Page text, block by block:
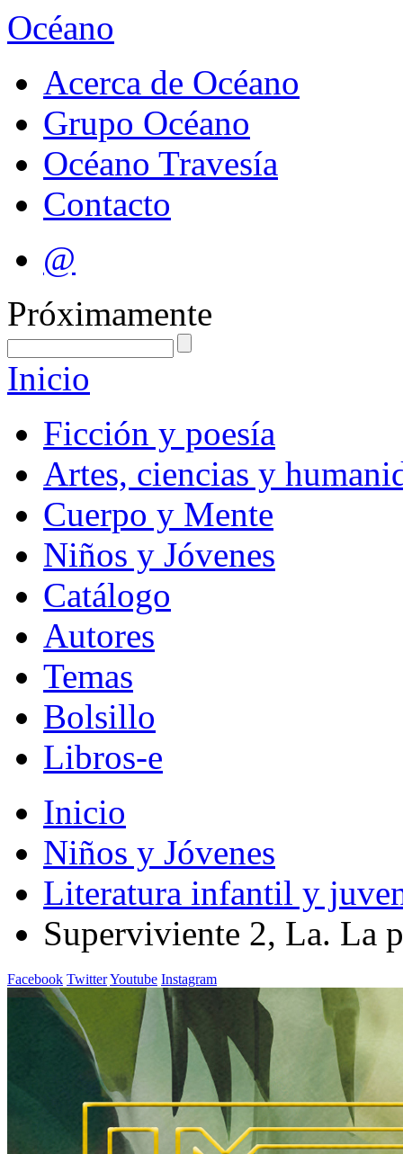
Océano
Acerca de Océano
Grupo Océano
Océano Travesía
Contacto
@
Próximamente
Inicio
Ficción y poesía
Artes, ciencias y
Cuerpo y Mente
Niños y Jóvenes
Catálogo
Autores
Temas
Bolsillo
Libros-e
Inicio
Niños y Jóvenes
Literatura infantil y
Superviviente 2, La. La
Facebook TwitterYoutube Instagram